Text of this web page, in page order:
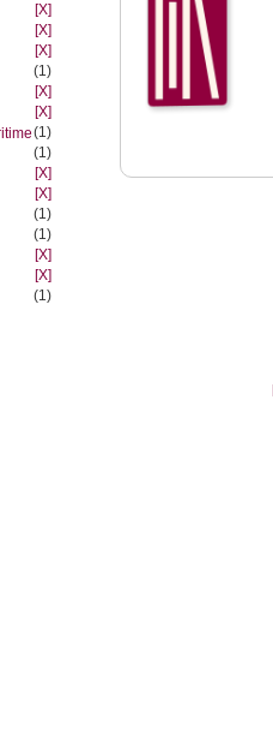
[X]
[X]
[X]
(1)
[X]
[X]
(1)
(1)
[X]
[X]
(1)
(1)
[X]
[X]
(1)